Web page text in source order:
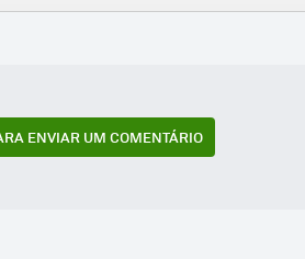
ENVIAR UM COMENTÁRIO